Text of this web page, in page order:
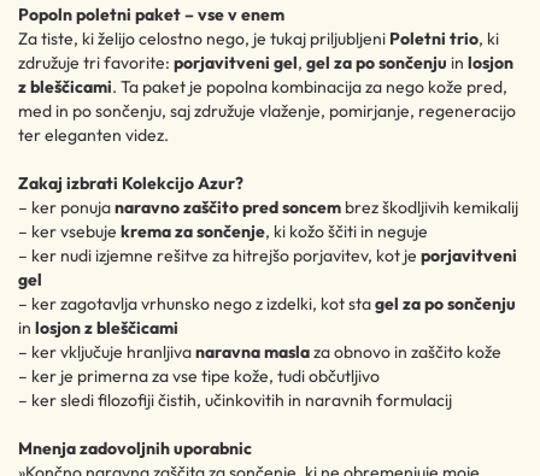
Popoln poletni paket – vse v enem
Za tiste, ki želijo celostno nego, je tukaj priljubljeni Poletni trio, ki
združuje tri favorite: porjavitveni gel, gel za po sončenju in losjon
z bleščicami. Ta paket je popolna kombinacija za nego kože pred,
med in po sončenju, saj združuje vlaženje, pomirjanje, regeneracijo
ter eleganten videz.
Zakaj izbrati Kolekcijo Azur?
– ker ponujanaravno zaščito pred soncem brez škodljivih kemikalij
– ker vsebuje krema za sončenje, ki kožo ščiti in neguje
– ker nudi izjemne rešitve za hitrejšo porjavitev, kot je porjavitveni
gel
– ker zagotavlja vrhunsko nego z izdelki, kot stagel za po sončenju
in losjon z bleščicami
– ker vključuje hranljivanaravna maslaza obnovo in zaščito kože
– ker je primerna za vse tipe kože, tudi občutljivo
– ker sledi filozofiji čistih, učinkovitih in naravnih formulacij
Mnenja zadovoljnih uporabnic